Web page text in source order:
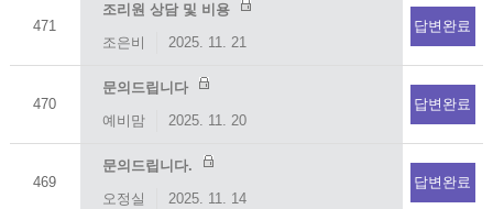
471
조리원 상담 및 비용
조은비
2025. 11. 21
답변완료
470
문의드립니다
예비맘
2025. 11. 20
답변완료
469
문의드립니다.
오정실
2025. 11. 14
답변완료